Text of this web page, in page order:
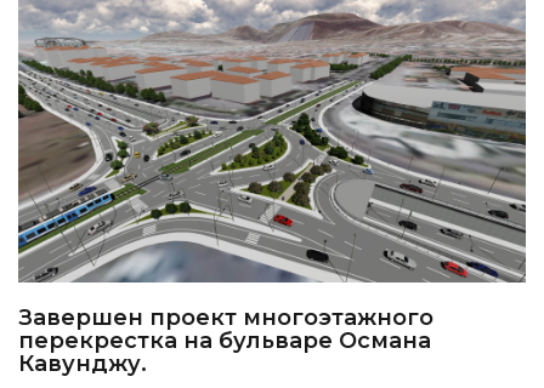
Завершен проект многоэтажного
перекрестка на бульваре Османа
Кавунджу.